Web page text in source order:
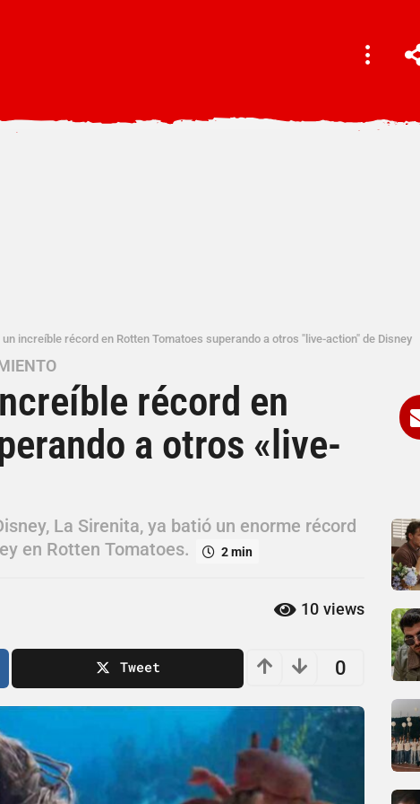
increíble récord en Rotten Tomatoes superando a otros "live-action" de Disney
récord en
a otros «live-
La Sirenita, ya batió un enorme récord
en Rotten Tomatoes.
2 min
10 views
0
Tweet